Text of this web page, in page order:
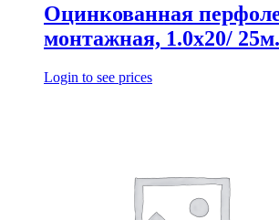
Оцинкованная
монтажная, 1.0х20/
Login to see prices